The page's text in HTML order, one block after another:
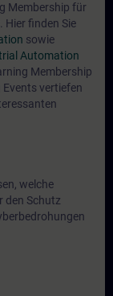
Membership für
. Hier finden Sie
sowie
Automation
Membership
Events vertiefen
welche
den Schutz